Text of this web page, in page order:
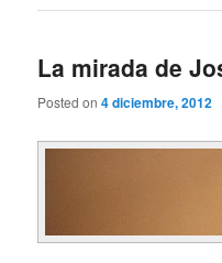
La mirada de
Posted on4 diciembre, 2012